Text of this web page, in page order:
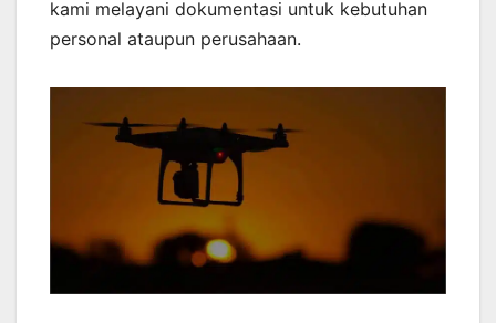
kami melayani dokumentasi untuk kebutuhan
personal ataupun perusahaan.